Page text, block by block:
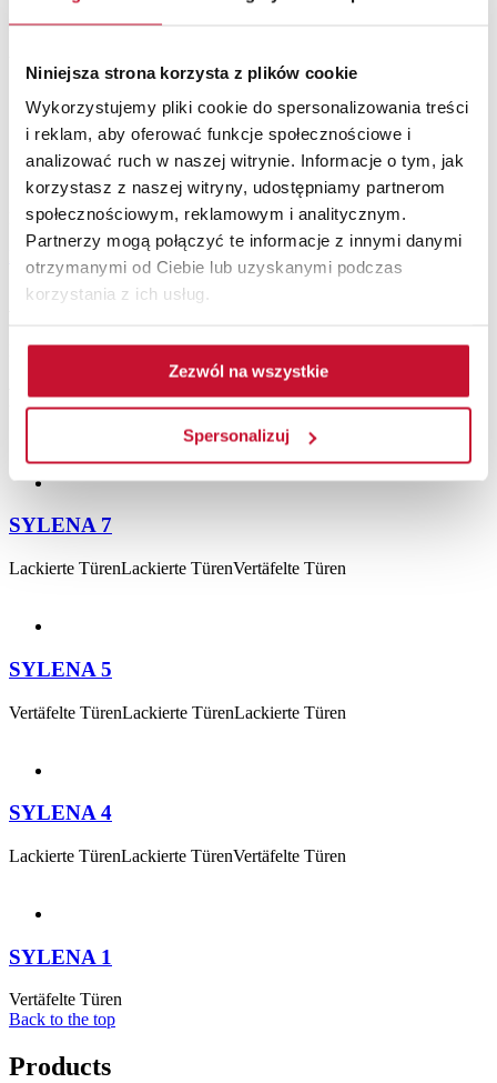
Niniejsza strona korzysta z plików cookie
Wykorzystujemy pliki cookie do spersonalizowania treści
i reklam, aby oferować funkcje społecznościowe i
analizować ruch w naszej witrynie. Informacje o tym, jak
korzystasz z naszej witryny, udostępniamy partnerom
społecznościowym, reklamowym i analitycznym.
Partnerzy mogą połączyć te informacje z innymi danymi
otrzymanymi od Ciebie lub uzyskanymi podczas
korzystania z ich usług.
Zezwól na wszystkie
Spersonalizuj
Höhe des Flügels - 20350 mm
Verfügbare Breiten:
60 - 644 mm
70 - 744 mm
80 - 844 mm
90 - 944 mm
100 - 1044 mm
Dicke des Flügels - 40 mm
Accessories and options
No accessories for this product
Relatedproducts
SYLENA 7
Lackierte TürenLackierte TürenVertäfelte Türen
SYLENA 5
Vertäfelte TürenLackierte TürenLackierte Türen
SYLENA 4
Lackierte TürenLackierte TürenVertäfelte Türen
SYLENA 1
Vertäfelte Türen
Back to the top
Products